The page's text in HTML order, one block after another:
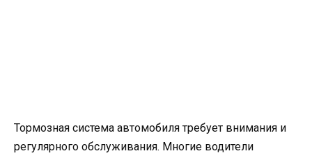
Тормозная система автомобиля требует внимания и
регулярного обслуживания. Многие водители